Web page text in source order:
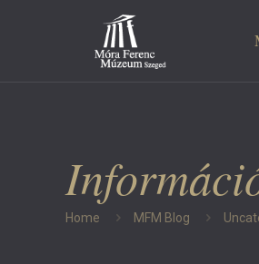
Home MFM Blog